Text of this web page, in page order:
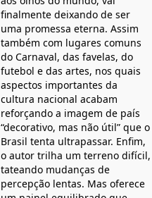
finalmente deixando de ser
uma promessa eterna. Assim
também com lugares comuns
do Carnaval, das favelas, do
futebol e das artes, nos quais
aspectos importantes da
cultura nacional acabam
reforçando a imagem de país
“decorativo, mas não útil” que o
Brasil tenta ultrapassar. Enfim,
o autor trilha um terreno difícil,
tateando mudanças de
percepção lentas. Mas oferece